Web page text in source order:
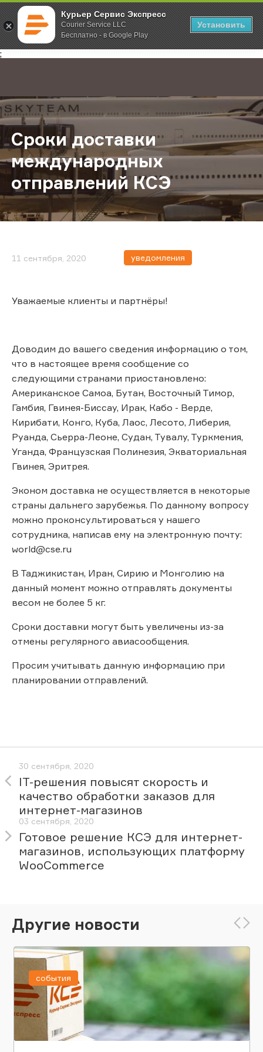
Курьер Сервис Экспресс
Courier Service LLC
Бесплатно - в Google Play
Установить
;
Главная О компании Новости Сроки доставки международных
Сроки доставки
международных
отправлений КСЭ
11 сентября, 2020 уведомления
Уважаемые клиенты и партнёры!
Доводим до вашего сведения информацию о том,
что в настоящее время сообщение со
следующими странами приостановлено:
Американское Самоа, Бутан, Восточный Тимор,
Гамбия, Гвинея-Биссау, Ирак, Кабо - Верде,
Кирибати, Конго, Куба, Лаос, Лесото, Либерия,
Руанда, Сьерра-Леоне, Судан, Тувалу, Туркмения,
Уганда, Французская Полинезия, Экваториальная
Гвинея, Эритрея.
Эконом доставка не осуществляется в некоторые
страны дальнего зарубежья. По данному вопросу
можно проконсультироваться у нашего
сотрудника, написав ему на электронную почту:
world@cse.ru
В Таджикистан, Иран, Сирию и Монголию на
данный момент можно отправлять документы
весом не более 5 кг.
Сроки доставки могут быть увеличены из-за
отмены регулярного авиасообщения.
Просим учитывать данную информацию при
планировании отправлений.
30 сентября, 2020
IT-решения повысят скорость и
качество обработки заказов для
интернет-магазинов
03 сентября, 2020
Готовое решение КСЭ для интернет-
магазинов, использующих платформу
WooCommerce
Другие новости
события